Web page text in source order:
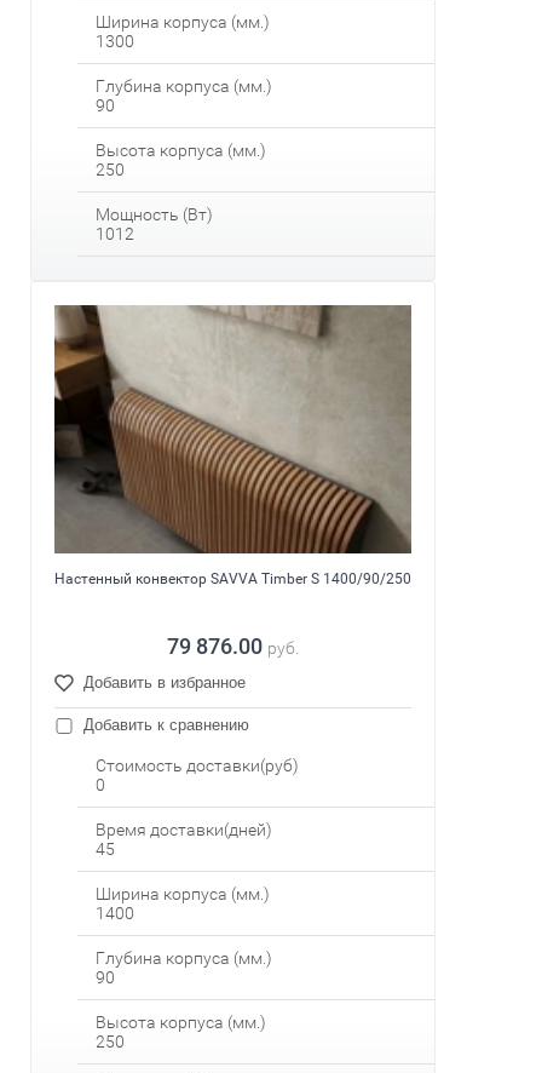
Ширина корпуса (мм.)
1300
Глубина корпуса (мм.)
90
Высота корпуса (мм.)
250
Мощность (Вт)
1012
Настенный конвектор SAVVA Timber S 1400/90/250
79 876.00 руб.
Добавить в избранное
Добавить к сравнению
Стоимость доставки(руб)
0
Время доставки(дней)
45
Ширина корпуса (мм.)
1400
Глубина корпуса (мм.)
90
Высота корпуса (мм.)
250